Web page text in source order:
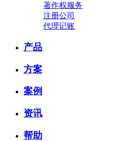
著作权服务
注册公司
代理记账
产品
方案
案例
资讯
帮助